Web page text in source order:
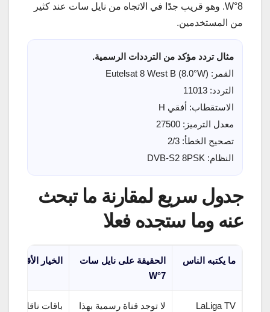
8°W. وهو قريب جدًا في الاتجاه من نايل سات عند كثير
من المستخدمين.
مثال تردد مؤكد من الترددات الرسمية.
القمر: Eutelsat 8 West B (8.0°W)
التردد: 11013
الاستقطاب: أفقي H
معدل الترميز: 27500
تصحيح الخطأ: 2/3
النظام: DVB-S2 8PSK
جدول سريع لمقارنة ما تبحث
عنه وما ستجده فعلا
ما يكتبه الناس
الحقيقة على نايل سات
7°W
الخيار الأقرب
LaLiga TV
لا توجد قناة رسمية بهذا